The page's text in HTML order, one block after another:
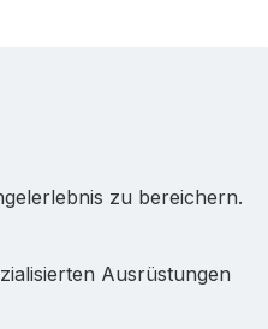
zu bereichern.
Ausrüstungen